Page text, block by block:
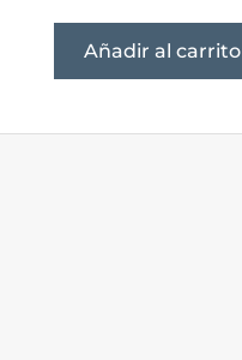
Añadir al carrito